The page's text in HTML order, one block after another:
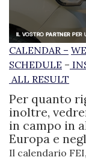
CALENDAR –
SCHEDULE –
ALL RESULT
Per quanto
inoltre,
in campo in
Europa e
Il calendario